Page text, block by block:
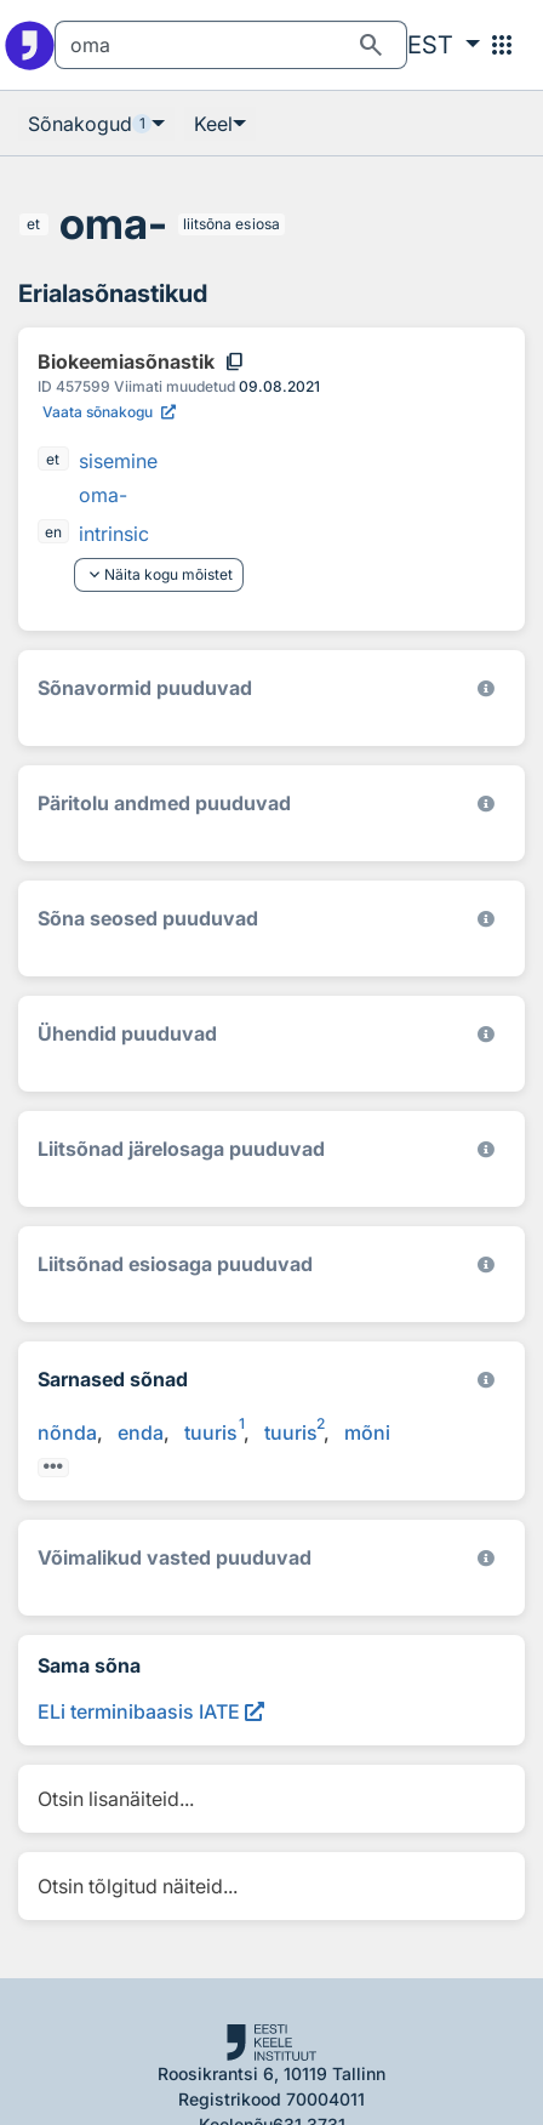
search EST apps
Sõnakogud 1 Keel
et oma- liitsõna esiosa
Erialasõnastikud
Biokeemiasõnastik content_copy
ID 457599 Viimati muudetud 09.08.2021
Vaata sõnakogu
et
sisemine
oma-
en
intrinsic
keyboard_arrow_down Näita kogu mõistet
Sõnavormid puuduvad
Päritolu andmed puuduvad
Sõna seosed puuduvad
Ühendid puuduvad
Liitsõnad järelosaga puuduvad
Liitsõnad esiosaga puuduvad
Sarnased sõnad
nõnda enda tuuris1 tuuris2 mõni
Võimalikud vasted puuduvad
Sama sõna
ELi terminibaasis IATE
Otsin lisanäiteid...
Otsin tõlgitud näiteid...
Roosikrantsi 6, 10119 Tallinn
Registrikood 70004011